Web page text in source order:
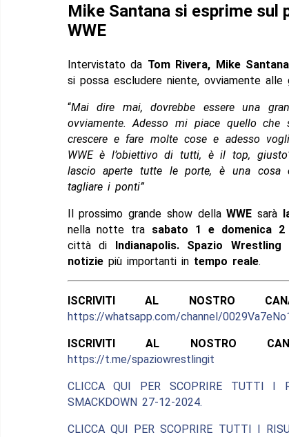
Mike Santana si esprime sul
WWE
Intervistato da Tom Rivera, Mike Santana
si possa escludere niente, ovviamente alle
“Mai dire mai, dovrebbe essere una
ovviamente. Adesso mi piace quello
crescere e fare molte cose e adesso
WWE è l’obiettivo di tutti, è il top,
lascio aperte tutte le porte, è una cosa
tagliare i ponti”
Il prossimo grande show dellaWWE sarà
nella notte tra sabato 1 e domenica 2
città di Indianapolis. Spazio Wrestling
notiziepiù importanti in tempo reale.
ISCRIVITI AL NOSTRO
https://whatsapp.com/channel/
ISCRIVITI AL NOSTRO
https://t.me/spaziowrestlingit
CLICCA QUI PER SCOPRIRE TUTTI I
SMACKDOWN 27-12-2024.
CLICCA QUI PER SCOPRIRE TUTTI I